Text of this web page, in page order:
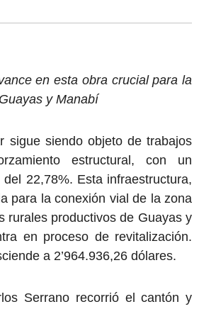
en esta obra crucial para la
y Manabí
sigue siendo objeto de trabajos
estructural, con un
22,78%. Esta infraestructura,
para la conexión vial de la zona
rurales productivos de Guayas y
en proceso de revitalización.
a 2’964.936,26 dólares.
Serrano recorrió el cantón y